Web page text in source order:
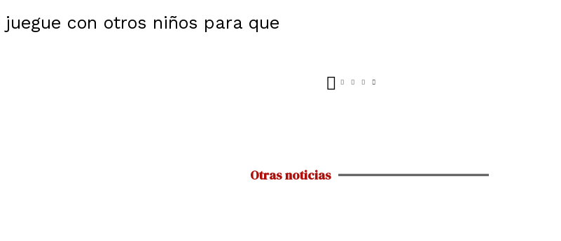
con otros niños para que
Otras noticias